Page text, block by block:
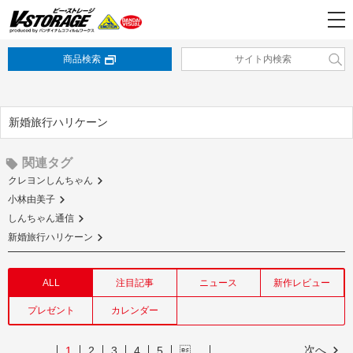
商品検索
新婚旅行ハリケーン
関連タグ
クレヨンしんちゃん
小林由美子
しんちゃん通信
新婚旅行ハリケーン
ALL 注目記事 ニュース 新作レビュー
プレゼント カレンダー
次へ